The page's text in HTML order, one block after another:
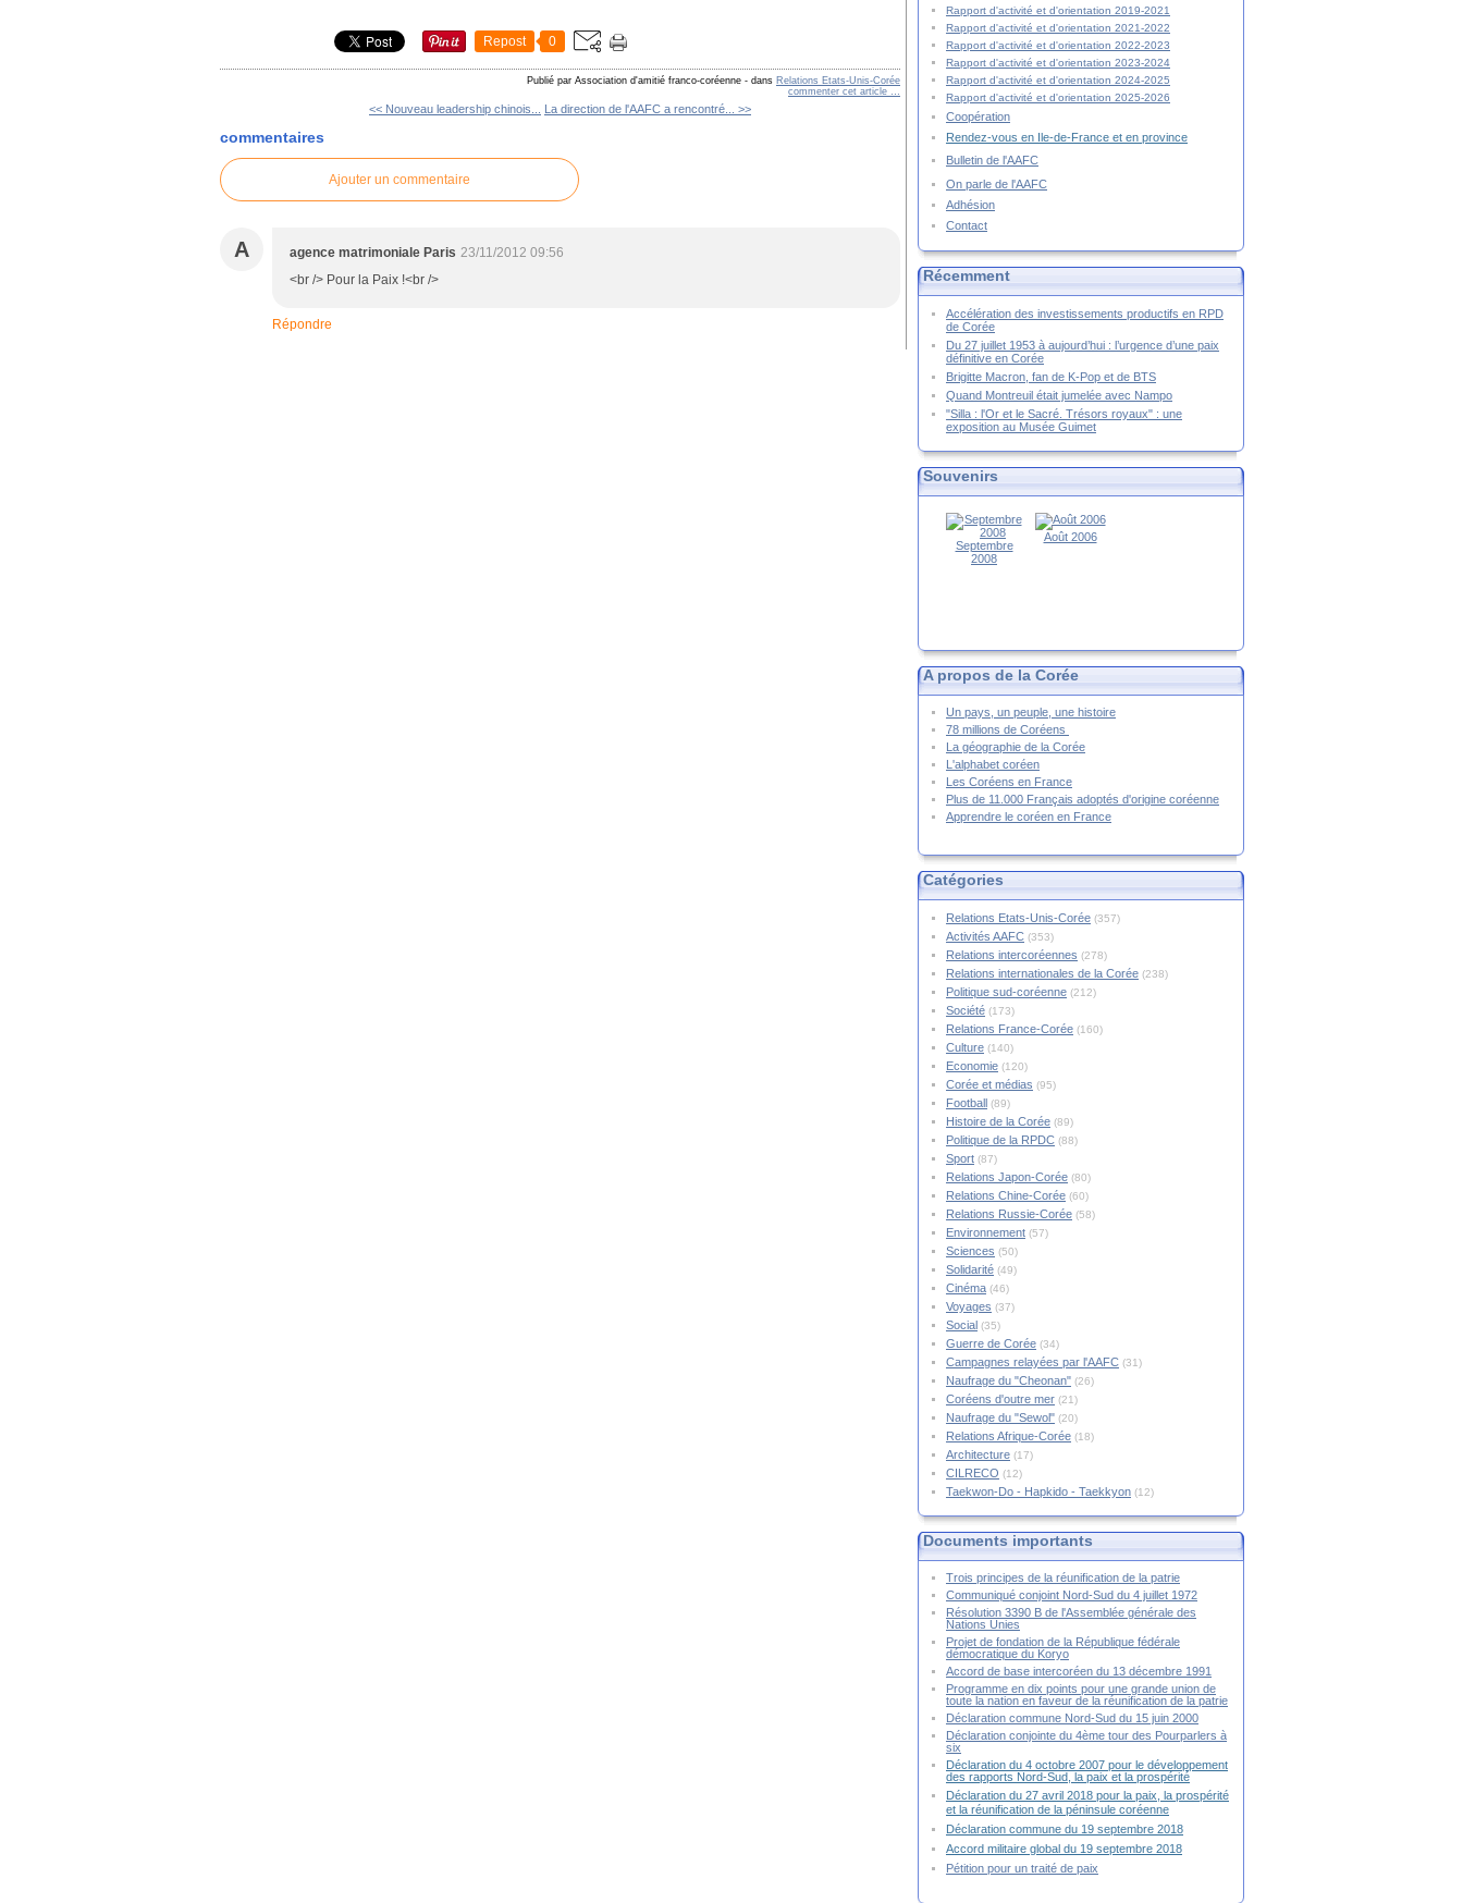
Repost 0
Publié par Association d'amitié franco-coréenne - dans Relations Etats-Unis-Corée
commenter cet article …
<< Nouveau leadership chinois... La direction de l'AAFC a rencontré... >>
commentaires
Ajouter un commentaire
A agence matrimoniale Paris 23/11/2012 09:56
<br /> Pour la Paix !<br />
Répondre
Rapport d'activité et d'orientation 2019-2021
Rapport d'activité et d'orientation 2021-2022
Rapport d'activité et d'orientation 2022-2023
Rapport d'activité et d'orientation 2023-2024
Rapport d'activité et d'orientation 2024-2025
Rapport d'activité et d'orientation 2025-2026
Coopération
Rendez-vous en Ile-de-France et en province
Bulletin de l'AAFC
On parle de l'AAFC
Adhésion
Contact
Récemment
Accélération des investissements productifs en RPD
de Corée
Du 27 juillet 1953 à aujourd’hui : l’urgence d’une paix
définitive en Corée
Brigitte Macron, fan de K-Pop et de BTS
Quand Montreuil était jumelée avec Nampo
"Silla : l'Or et le Sacré. Trésors royaux" : une
exposition au Musée Guimet
Souvenirs
Septembre
2008
Août 2006
A propos de la Corée
Un pays, un peuple, une histoire
78 millions de Coréens
La géographie de la Corée
L'alphabet coréen
Les Coréens en France
Plus de 11.000 Français adoptés d'origine coréenne
Apprendre le coréen en France
Catégories
Relations Etats-Unis-Corée (357)
Activités AAFC (353)
Relations intercoréennes (278)
Relations internationales de la Corée (238)
Politique sud-coréenne (212)
Société (173)
Relations France-Corée (160)
Culture (140)
Economie (120)
Corée et médias (95)
Football (89)
Histoire de la Corée (89)
Politique de la RPDC (88)
Sport (87)
Relations Japon-Corée (80)
Relations Chine-Corée (60)
Relations Russie-Corée (58)
Environnement (57)
Sciences (50)
Solidarité (49)
Cinéma (46)
Voyages (37)
Social (35)
Guerre de Corée (34)
Campagnes relayées par l'AAFC (31)
Naufrage du "Cheonan" (26)
Coréens d'outre mer (21)
Naufrage du "Sewol" (20)
Relations Afrique-Corée (18)
Architecture (17)
CILRECO (12)
Taekwon-Do - Hapkido - Taekkyon (12)
Documents importants
Trois principes de la réunification de la patrie
Communiqué conjoint Nord-Sud du 4 juillet 1972
Résolution 3390 B de l'Assemblée générale des
Nations Unies
Projet de fondation de la République fédérale
démocratique du Koryo
Accord de base intercoréen du 13 décembre 1991
Programme en dix points pour une grande union de
toute la nation en faveur de la réunification de la patrie
Déclaration commune Nord-Sud du 15 juin 2000
Déclaration conjointe du 4ème tour des Pourparlers à
six
Déclaration du 4 octobre 2007 pour le développement
des rapports Nord-Sud, la paix et la prospérité
Déclaration du 27 avril 2018 pour la paix, la prospérité
et la réunification de la péninsule coréenne
Déclaration commune du 19 septembre 2018
Accord militaire global du 19 septembre 2018
Pétition pour un traité de paix